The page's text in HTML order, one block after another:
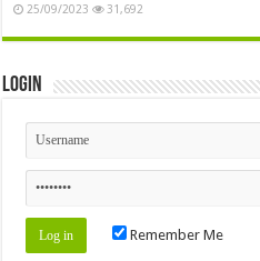
25/09/2023 31,692
Login
Remember Me